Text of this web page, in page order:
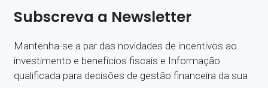
Subscreva a Newsletter
Mantenha-se a par das novidades de incentivos ao
investimento e benefícios fiscais e Informação
qualificada para decisões de gestão financeira da sua